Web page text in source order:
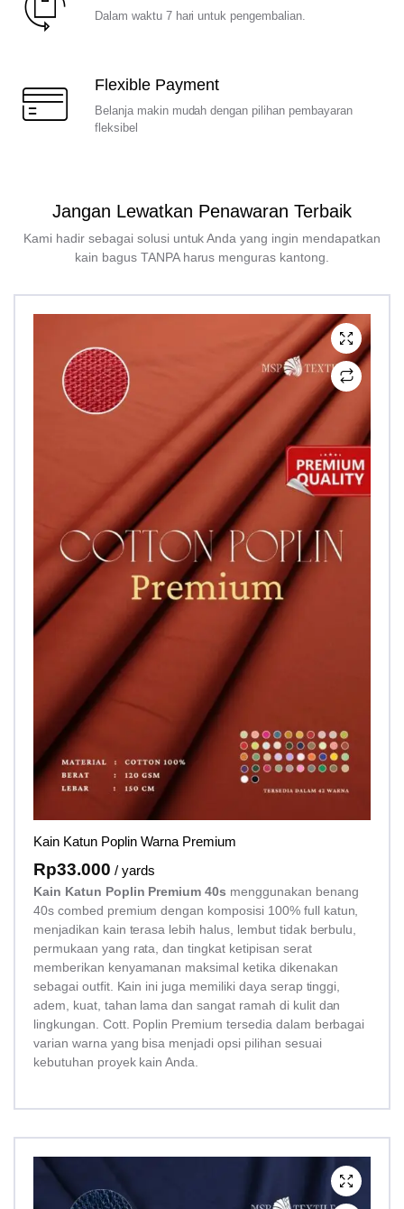
Dalam waktu 7 hari untuk pengembalian.
Flexible Payment
Belanja makin mudah dengan pilihan pembayaran
fleksibel
Jangan Lewatkan Penawaran Terbaik
Kami hadir sebagai solusi untuk Anda yang ingin mendapatkan
kain bagus TANPA harus menguras kantong.
Kain Katun Poplin Warna Premium
Rp33.000 / yards
Kain Katun Poplin Premium 40s menggunakan benang
40s combed premium dengan komposisi 100% full katun,
menjadikan kain terasa lebih halus, lembut tidak berbulu,
permukaan yang rata, dan tingkat ketipisan serat
memberikan kenyamanan maksimal ketika dikenakan
sebagai outfit. Kain ini juga memiliki daya serap tinggi,
adem, kuat, tahan lama dan sangat ramah di kulit dan
lingkungan. Cott. Poplin Premium tersedia dalam berbagai
varian warna yang bisa menjadi opsi pilihan sesuai
kebutuhan proyek kain Anda.